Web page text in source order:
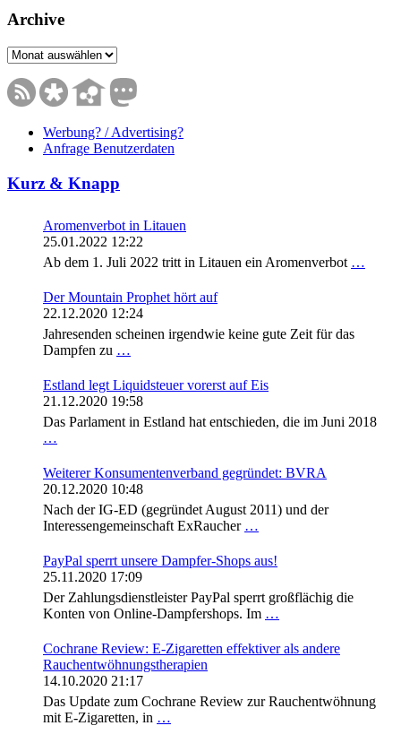
Archive
Archive
Werbung? / Advertising?
Anfrage Benutzerdaten
Kurz & Knapp
Aromenverbot in Litauen
25.01.2022 12:22
Ab dem 1. Juli 2022 tritt in Litauen ein Aromenverbot …
Der Mountain Prophet hört auf
22.12.2020 12:24
Jahresenden scheinen irgendwie keine gute Zeit für das
Dampfen zu …
Estland legt Liquidsteuer vorerst auf Eis
21.12.2020 19:58
Das Parlament in Estland hat entschieden, die im Juni 2018
…
Weiterer Konsumentenverband gegründet: BVRA
20.12.2020 10:48
Nach der IG-ED (gegründet August 2011) und der
Interessengemeinschaft ExRaucher …
PayPal sperrt unsere Dampfer-Shops aus!
25.11.2020 17:09
Der Zahlungsdienstleister PayPal sperrt großflächig die
Konten von Online-Dampfershops. Im …
Cochrane Review: E-Zigaretten effektiver als andere
Rauchentwöhnungstherapien
14.10.2020 21:17
Das Update zum Cochrane Review zur Rauchentwöhnung
mit E-Zigaretten, in …